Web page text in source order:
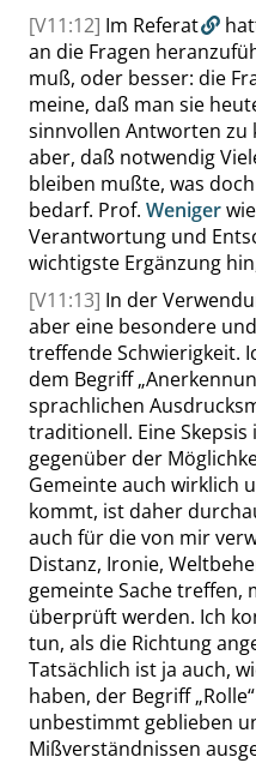
[V11:12] Im Referat
an die Fragen
muß, oder besser: die
meine, daß man sie
sinnvollen Antworten zu
aber, daß notwendig
bleiben mußte, was
bedarf. Prof. Weniger
Verantwortung und
wichtigste Ergänzung
[V11:13] In der
aber eine besondere
treffende Schwierigkeit.
dem Begriff„
sprachlichen
traditionell. Eine
gegenüber der
Gemeinte auch wirklich
kommt, ist daher
auch für die von mir
Distanz, Ironie,
gemeinte Sache treffen,
überprüft werden. Ich
tun, als die Richtung
Tatsächlich ist ja auch,
haben, der Begriff„Rolle“
unbestimmt geblieben
Mißverständnissen